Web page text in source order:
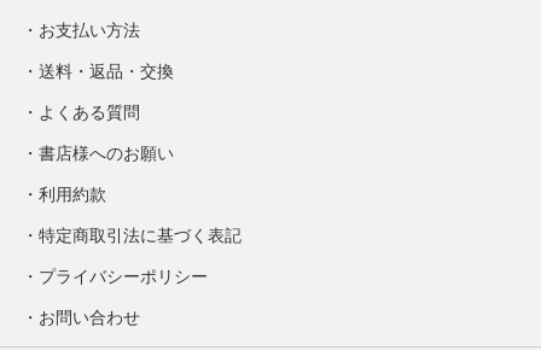
お支払い方法
送料・返品・交換
よくある質問
書店様へのお願い
利用約款
特定商取引法に基づく表記
プライバシーポリシー
お問い合わせ